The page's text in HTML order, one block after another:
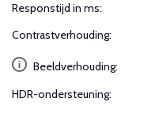
Responstijd in ms:
Contrastverhouding:
Beeldverhouding:
HDR-ondersteuning: